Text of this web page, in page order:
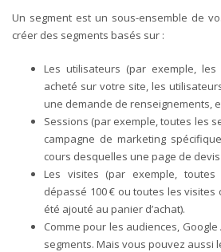
Un segment est un sous-ensemble de
créer des segments basés sur :
Les utilisateurs (par exemple,
acheté sur votre site, les
une demande de renseignements,
Sessions (par exemple, toutes les
campagne de marketing
cours desquelles une page de
Les visites (par exemple,
dépassé 100 € ou toutes les
été ajouté au panier d’achat).
Comme pour les audiences,
segments. Mais vous pouvez aussi